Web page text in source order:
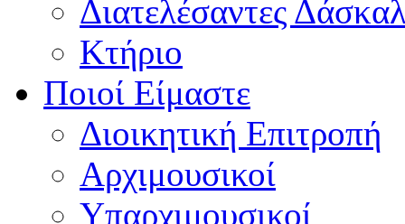
Διατελέσαντες
Κτήριο
Ποιοί Είμαστε
Διοικητική Επιτροπή
Aρχιμουσικοί
Υπαρχιμουσικοί